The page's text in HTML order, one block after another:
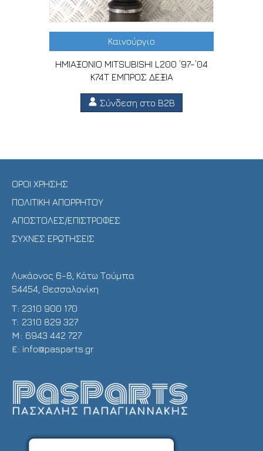
Καινούργιο
ΗΜΙΑΞΟΝΙΟ MITSUBISHI L200 ’97-’04
K74T ΕΜΠΡΟΣ ΔΕΞΙΑ
Σύνδεση στο B2B
ΟΡΟΙ ΧΡΗΣΗΣ
ΠΟΛΙΤΙΚΗ ΑΠΟΡΡΗΤΟΥ
ΑΠΟΣΤΟΛΕΣ/ΕΠΙΣΤΡΟΦΕΣ
ΣΥΧΝΕΣ ΕΡΩΤΗΣΕΙΣ
Λυκάονος 6-8, Κάτω Τούμπα
54454, Θεσσαλονίκη
Τ: 2310 900 170
T: 2310 829 327
Μ: 6943 442 727
E: info@pasparts.gr